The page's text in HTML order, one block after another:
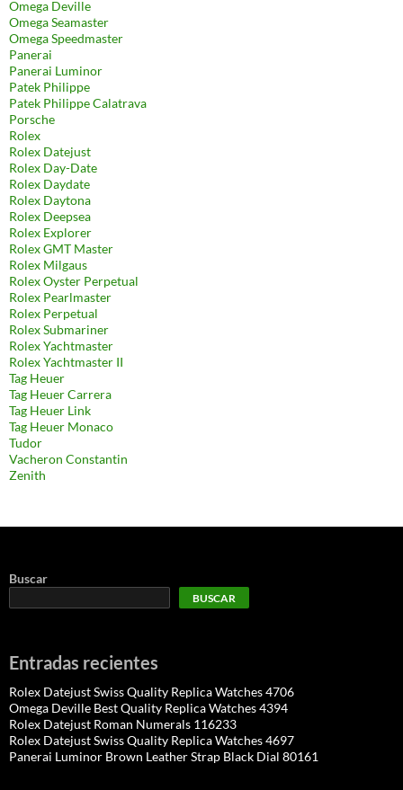
Omega Deville
Omega Seamaster
Omega Speedmaster
Panerai
Panerai Luminor
Patek Philippe
Patek Philippe Calatrava
Porsche
Rolex
Rolex Datejust
Rolex Day-Date
Rolex Daydate
Rolex Daytona
Rolex Deepsea
Rolex Explorer
Rolex GMT Master
Rolex Milgaus
Rolex Oyster Perpetual
Rolex Pearlmaster
Rolex Perpetual
Rolex Submariner
Rolex Yachtmaster
Rolex Yachtmaster II
Tag Heuer
Tag Heuer Carrera
Tag Heuer Link
Tag Heuer Monaco
Tudor
Vacheron Constantin
Zenith
Buscar
BUSCAR
Entradas recientes
Rolex Datejust Swiss Quality Replica Watches 4706
Omega Deville Best Quality Replica Watches 4394
Rolex Datejust Roman Numerals 116233
Rolex Datejust Swiss Quality Replica Watches 4697
Panerai Luminor Brown Leather Strap Black Dial 80161